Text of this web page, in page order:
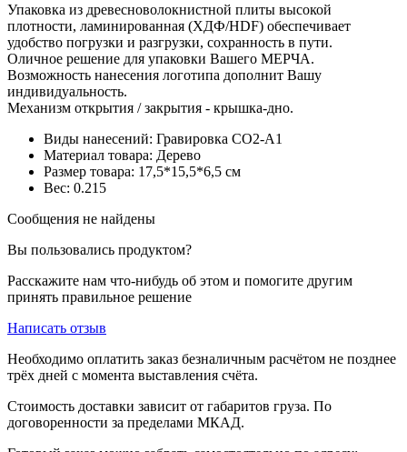
Упаковка из древесноволокнистной плиты высокой
плотности, ламинированная (ХДФ/HDF) обеспечивает
удобство погрузки и разгрузки, сохранность в пути.
Оличное решение для упаковки Вашего МЕРЧА.
Возможность нанесения логотипа дополнит Вашу
индивидуальность.
Механизм открытия / закрытия - крышка-дно.
Виды нанесений: Гравировка CO2-А1
Материал товара: Дерево
Размер товара: 17,5*15,5*6,5 см
Вес: 0.215
Сообщения не найдены
Вы пользовались продуктом?
Расскажите нам что-нибудь об этом и помогите другим
принять правильное решение
Написать отзыв
Необходимо оплатить заказ безналичным расчётом не позднее
трёх дней с момента выставления счёта.
Стоимость доставки зависит от габаритов груза. По
договоренности за пределами МКАД.